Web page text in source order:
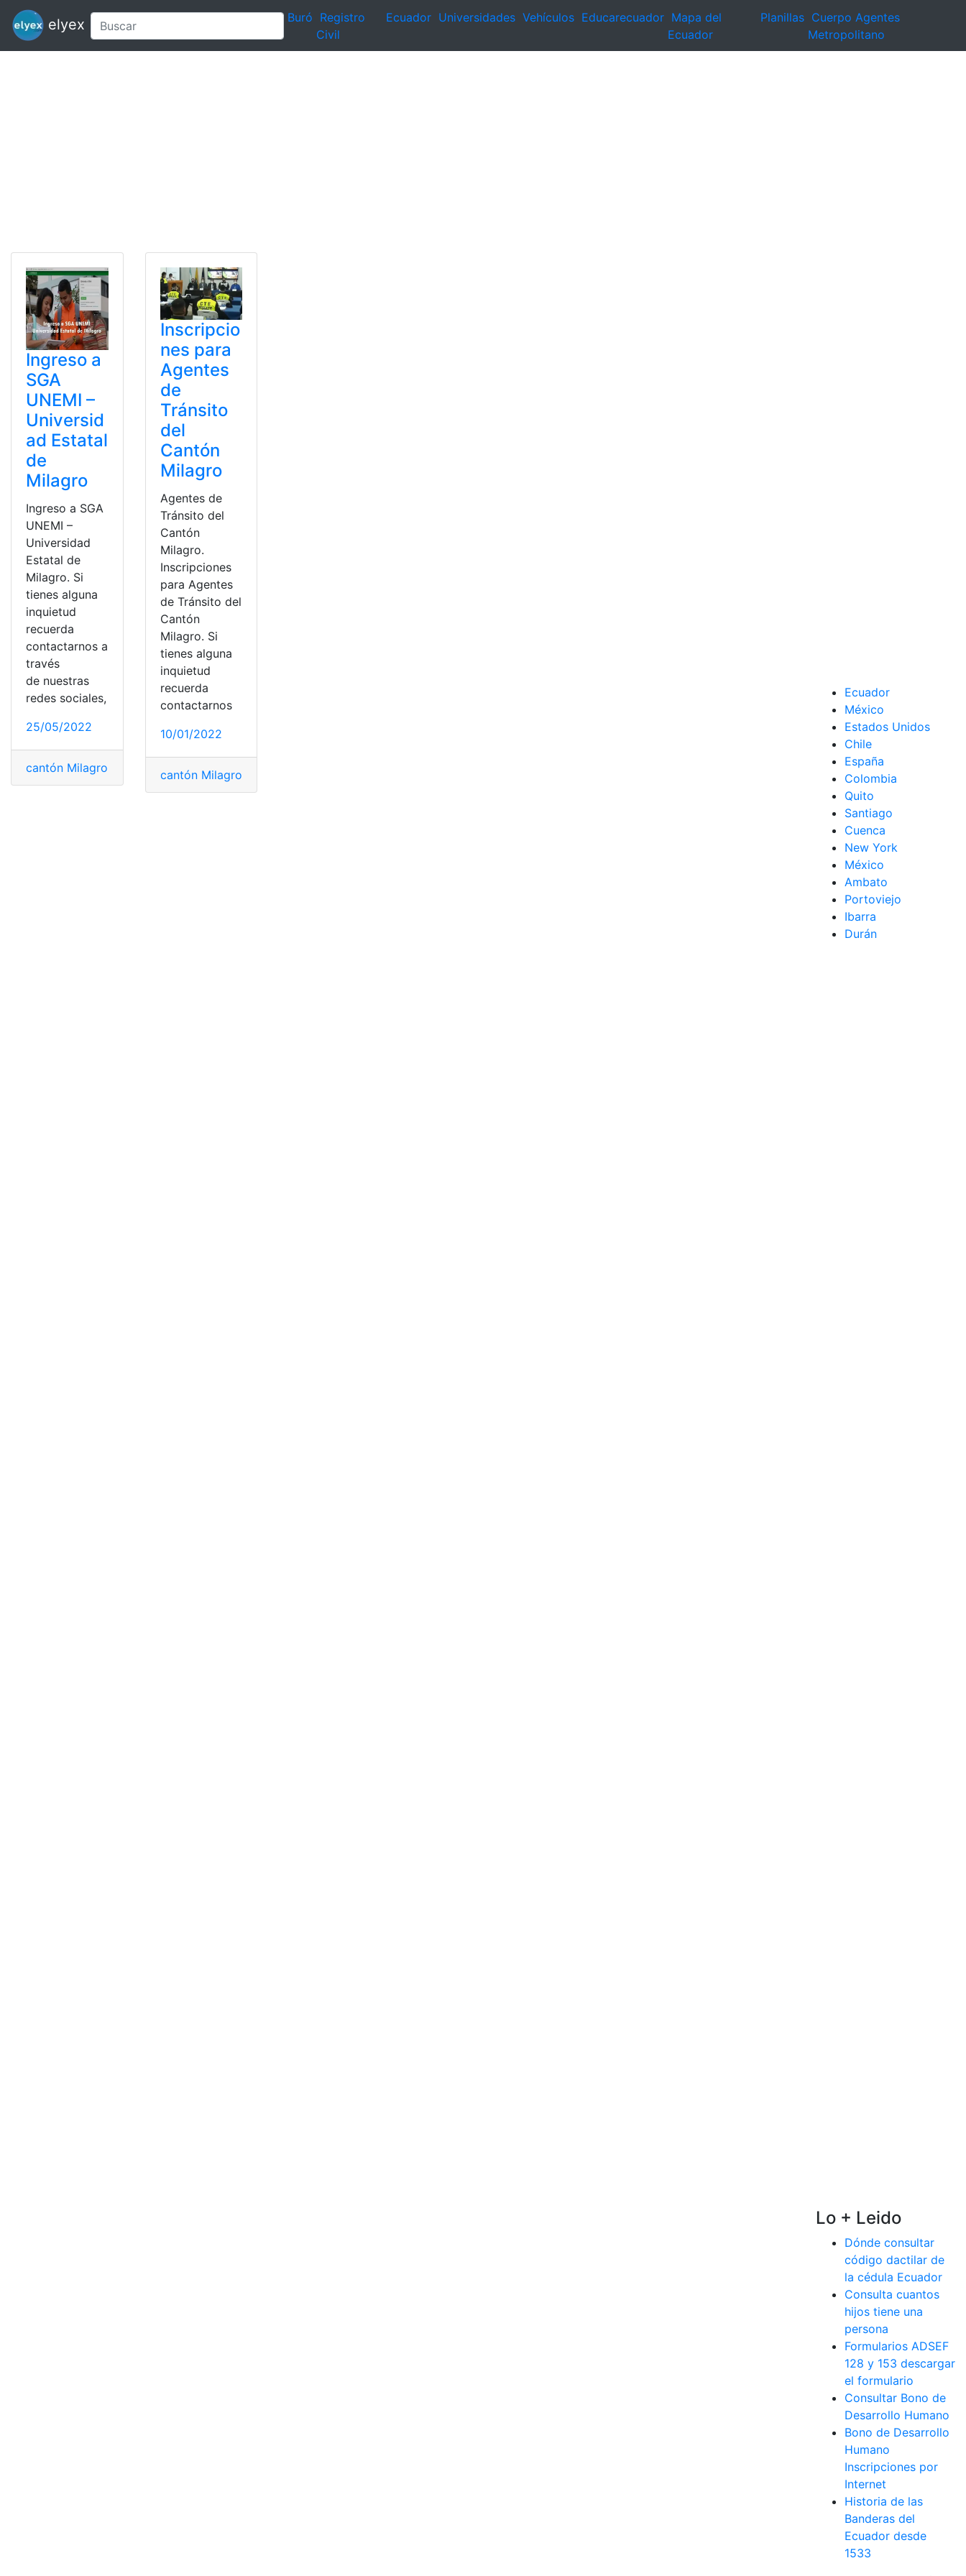
elyex Buró Registro
Civil
Ecuador Universidades Vehículos Educarecuador Mapa del
Ecuador
Planillas Cuerpo Agentes
Metropolitano
Ingreso a
SGA
UNEMI –
Universid
ad Estatal
de
Milagro
Ingreso a SGA
UNEMI –
Universidad
Estatal de
Milagro. Si
tienes alguna
inquietud
recuerda
contactarnos a
través
de nuestras
redes sociales,
25/05/2022
cantón Milagro Ingresar a la universidad
Inscripcio
nes para
Agentes
de
Tránsito
del
Cantón
Milagro
Agentes de
Tránsito del
Cantón
Milagro.
Inscripciones
para Agentes
de Tránsito del
Cantón
Milagro. Si
tienes alguna
inquietud
recuerda
contactarnos
10/01/2022
cantón Milagro
Ecuador
México
Estados Unidos
Chile
España
Colombia
Quito
Santiago
Cuenca
New York
México
Ambato
Portoviejo
Ibarra
Durán
Lo + Leido
Dónde consultar
código dactilar de
la cédula Ecuador
Consulta cuantos
hijos tiene una
persona
Formularios ADSEF
128 y 153 descargar
el formulario
Consultar Bono de
Desarrollo Humano
Bono de Desarrollo
Humano
Inscripciones por
Internet
Historia de las
Banderas del
Ecuador desde
1533